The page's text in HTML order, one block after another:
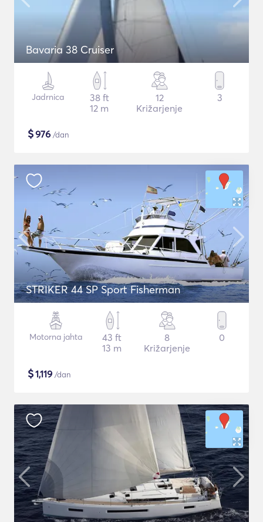
Bavaria 38 Cruiser
Jadrnica
38 ft
12 m
12
Križarjenje
3
$976 /dan
STRIKER 44 SP Sport Fisherman
Motorna jahta
43 ft
13 m
8
Križarjenje
0
$1,119 /dan